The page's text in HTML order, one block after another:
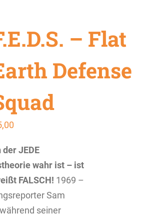
– Flat
Defense
JEDE
wahr ist – ist
FALSCH! 1969 –
Sam
seiner